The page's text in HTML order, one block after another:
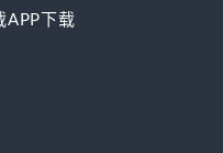
APP下载